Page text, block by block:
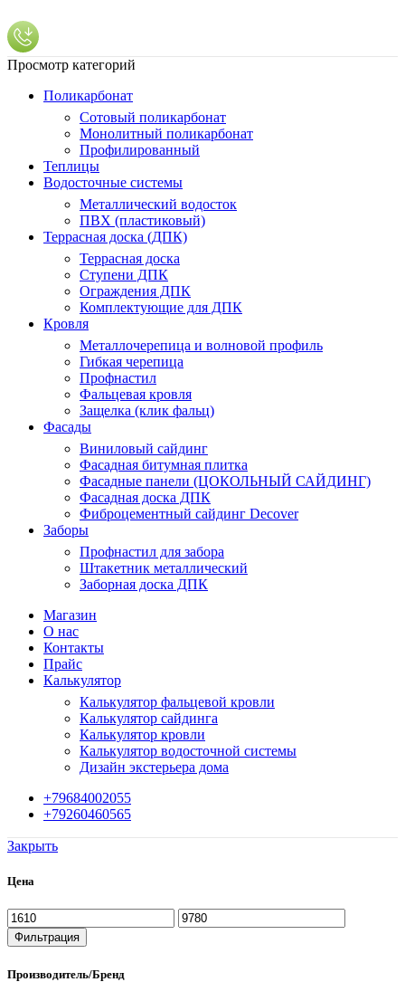
Просмотр категорий
Поликарбонат
Сотовый поликарбонат
Монолитный поликарбонат
Профилированный
Теплицы
Водосточные системы
Металлический водосток
ПВХ (пластиковый)
Террасная доска (ДПК)
Террасная доска
Ступени ДПК
Ограждения ДПК
Комплектующие для ДПК
Кровля
Металлочерепица и волновой профиль
Гибкая черепица
Профнастил
Фальцевая кровля
Защелка (клик фальц)
Фасады
Виниловый сайдинг
Фасадная битумная плитка
Фасадные панели (ЦОКОЛЬНЫЙ САЙДИНГ)
Фасадная доска ДПК
Фиброцементный сайдинг Decover
Заборы
Профнастил для забора
Штакетник металлический
Заборная доска ДПК
Магазин
О нас
Контакты
Прайс
Калькулятор
Калькулятор фальцевой кровли
Калькулятор сайдинга
Калькулятор кровли
Калькулятор водосточной системы
Дизайн экстерьера дома
+79684002055
+79260460565
Закрыть
Цена
Фильтрация
Производитель/Бренд